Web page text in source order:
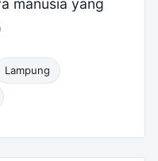
Lampung